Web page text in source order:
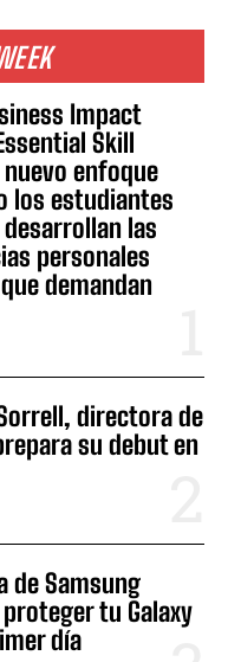
Impact
Skill
enfoque
los estudiantes
las
personales
demandan
directora de
su debut en
de Samsung
tu Galaxy
día